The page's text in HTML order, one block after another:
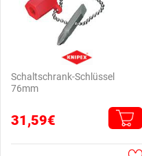
Schaltschrank-Schlüssel
76mm
31,59€